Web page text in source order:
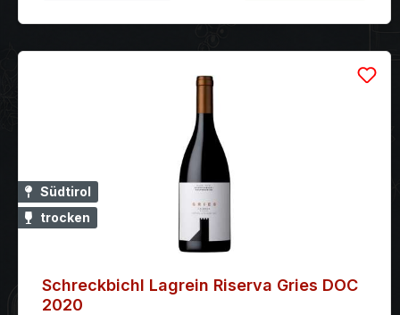
Südtirol
trocken
Schreckbichl Lagrein Riserva Gries DOC
2020